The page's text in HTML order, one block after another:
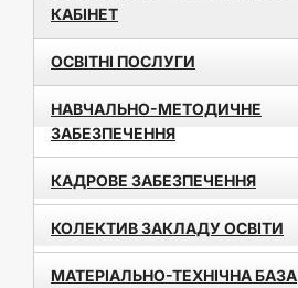
КАБІНЕТ
ОСВІТНІ ПОСЛУГИ
НАВЧАЛЬНО-МЕТОДИЧНЕ
ЗАБЕЗПЕЧЕННЯ
КАДРОВЕ ЗАБЕЗПЕЧЕННЯ
КОЛЕКТИВ ЗАКЛАДУ ОСВІТИ
МАТЕРІАЛЬНО-ТЕХНІЧНА БАЗА